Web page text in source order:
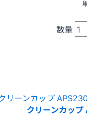
数量
クリーンカッ